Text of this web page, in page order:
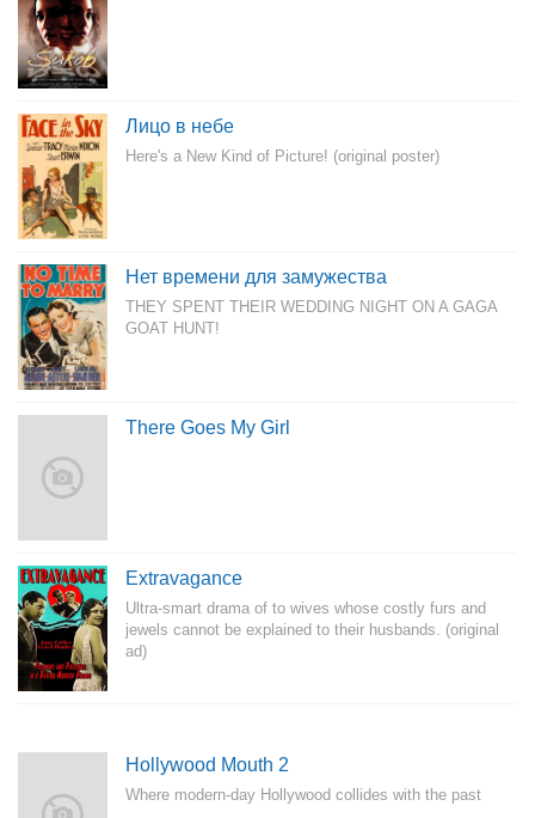
Лицо в небе
Here's a New Kind of Picture! (original poster)
Нет времени для замужества
THEY SPENT THEIR WEDDING NIGHT ON A GAGA
GOAT HUNT!
There Goes My Girl
Extravagance
Ultra-smart drama of to wives whose costly furs and
jewels cannot be explained to their husbands. (original
ad)
Hollywood Mouth 2
Where modern-day Hollywood collides with the past